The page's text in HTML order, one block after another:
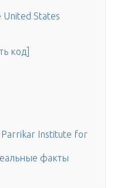
States
код]
Institute for
факты